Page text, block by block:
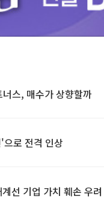
스, 매수가 상향할까
로 전격 인상
선 기업 가치 훼손 우려